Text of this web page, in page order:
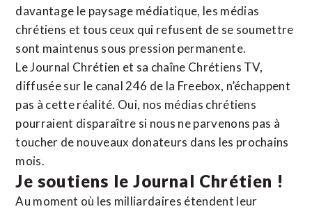
davantage le paysage médiatique, les médias
chrétiens et tous ceux qui refusent de se soumettre
sont maintenus sous pression permanente.
Le Journal Chrétien et sa chaîne Chrétiens TV,
diffusée sur le canal 246 de la Freebox, n’échappent
pas à cette réalité. Oui, nos médias chrétiens
pourraient disparaître si nous ne parvenons pas à
toucher de nouveaux donateurs dans les prochains
mois.
Je soutiens le Journal Chrétien !
Au moment où les milliardaires étendent leur